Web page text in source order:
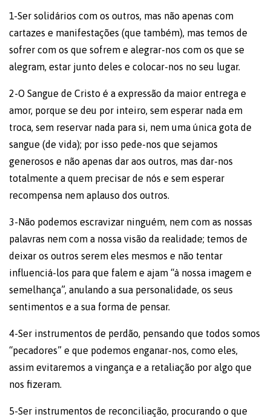
1-Ser solidários com os outros, mas não apenas com
cartazes e manifestações (que também), mas temos de
sofrer com os que sofrem e alegrar-nos com os que se
alegram, estar junto deles e colocar-nos no seu lugar.
2-O Sangue de Cristo é a expressão da maior entrega e
amor, porque se deu por inteiro, sem esperar nada em
troca, sem reservar nada para si, nem uma única gota de
sangue (de vida); por isso pede-nos que sejamos
generosos e não apenas dar aos outros, mas dar-nos
totalmente a quem precisar de nós e sem esperar
recompensa nem aplauso dos outros.
3-Não podemos escravizar ninguém, nem com as nossas
palavras nem com a nossa visão da realidade; temos de
deixar os outros serem eles mesmos e não tentar
influenciá-los para que falem e ajam “à nossa imagem e
semelhança”, anulando a sua personalidade, os seus
sentimentos e a sua forma de pensar.
4-Ser instrumentos de perdão, pensando que todos somos
“pecadores” e que podemos enganar-nos, como eles,
assim evitaremos a vingança e a retaliação por algo que
nos fizeram.
5-Ser instrumentos de reconciliação, procurando o que